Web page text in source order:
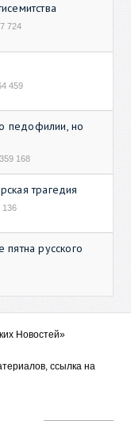
724
459
педофилии, но
359 168
трагедия
136
русского
Новостей»
ссылка на